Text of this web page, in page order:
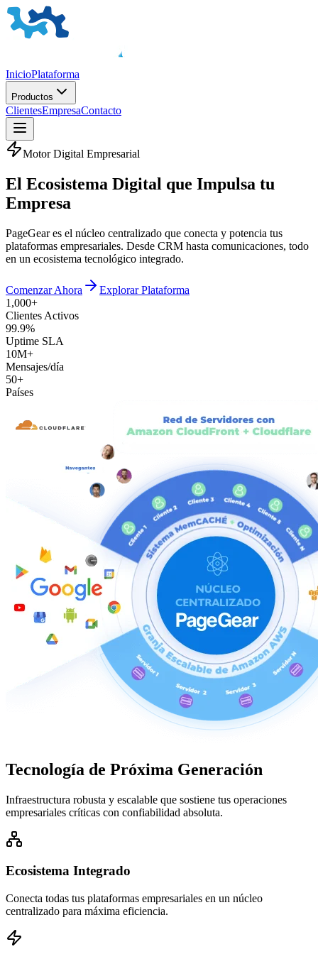
InicioPlataforma
Productos
ClientesEmpresaContacto
Motor Digital Empresarial
El Ecosistema Digital que Impulsa tu
Empresa
PageGear es el núcleo centralizado que conecta y potencia tus
plataformas empresariales. Desde CRM hasta comunicaciones, todo
en un ecosistema tecnológico integrado.
Comenzar Ahora
Explorar Plataforma
1,000+
Clientes Activos
99.9%
Uptime SLA
10M+
Mensajes/día
50+
Países
Tecnología de Próxima Generación
Infraestructura robusta y escalable que sostiene tus operaciones
empresariales críticas con confiabilidad absoluta.
Ecosistema Integrado
Conecta todas tus plataformas empresariales en un núcleo
centralizado para máxima eficiencia.